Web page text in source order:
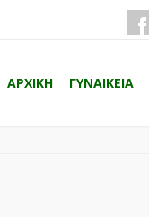
ΑΡΧΙΚΗ ΓΥΝΑΙΚΕΙΑ